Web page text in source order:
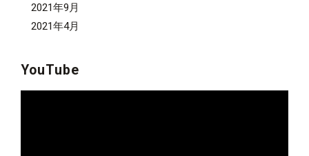
2021年9月
2021年4月
YouTube